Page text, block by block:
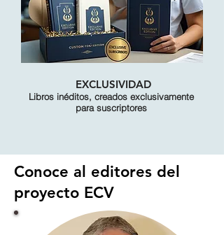
EXCLUSIVIDAD
Libros inéditos, creados exclusivamente
para suscriptores
Conoce al editores del
proyecto ECV